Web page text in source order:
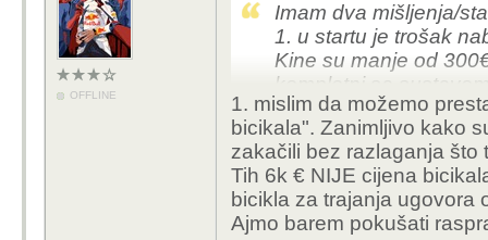
OFFLINE
Imam dva mišljenja/
1. u startu je trošak
Kine su manje od
kompletni sa
na alibabi). Istina, ovi
opravdali višestruko
već bila prisutna kod
iskustva raznolika. U
istekle njihova usluga
nestali?).
1. mislim da možemo
bicikala". Zanimljivo kako
zakačili bez razlaganja što
Tih 6k € NIJE cijena
bicikla za trajanja ugovora
Ajmo barem pokušati